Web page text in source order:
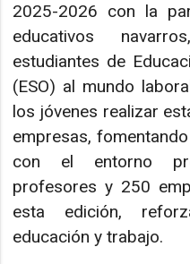
2025-2026 con la
educativos
estudiantes de
(ESO) al mundo
los jóvenes realizar
empresas,
con el entorno
profesores y 250
esta edición,
educación y trabajo.